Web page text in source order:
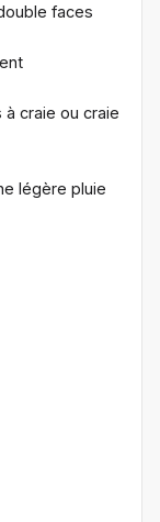
faces
craie ou craie
légère pluie